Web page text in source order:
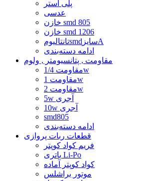
پلی استر
عدسی
خازن smd 805
خازن smd 1206
تانتالیومsmdسایزA
ادامه دسته‌بندی
مقاومت , پتانسیومتر , ولوم
مقاومت 1/4w
مقاومت 1w
مقاومت 2w
5w آجری
10w آجری
smd805
ادامه دسته‌بندی
قطعات ربات پروازی
فریم کواد کوپتر
باتری Li-Po
کواد کوپتر آماده
موتور براشلس